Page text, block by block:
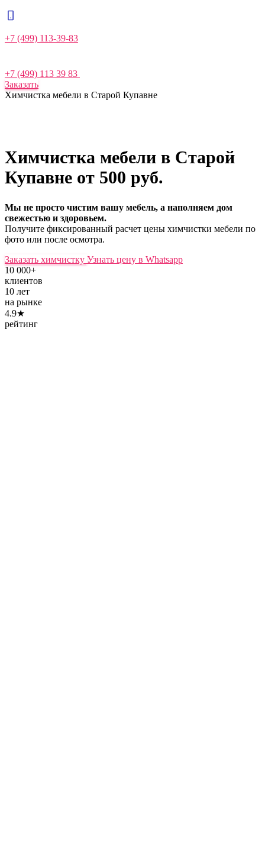
+7 (499) 113-39-83
+7 (499) 113 39 83
Заказать
Химчистка мебели в Старой Купавне
Химчистка мебели в Старой
Купавне от 500 руб.
Мы не просто чистим вашу мебель, а наполняем дом
свежестью и здоровьем.
Получите фиксированный расчет цены химчистки мебели по
фото или после осмотра.
Заказать химчистку Узнать цену в Whatsapp
10 000+
клиентов
10 лет
на рынке
4.9★
рейтинг